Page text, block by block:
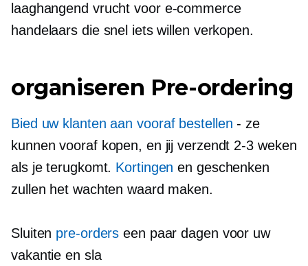
laaghangend vrucht voor e-commerce
handelaars die snel iets willen verkopen.
organiseren Pre-ordering
Bied uw klanten aan vooraf bestellen - ze
kunnen vooraf kopen, en jij verzendt 2-3 weken
als je terugkomt. Kortingen en geschenken
zullen het wachten waard maken.
Sluiten pre-orders een paar dagen voor uw
vakantie en sla